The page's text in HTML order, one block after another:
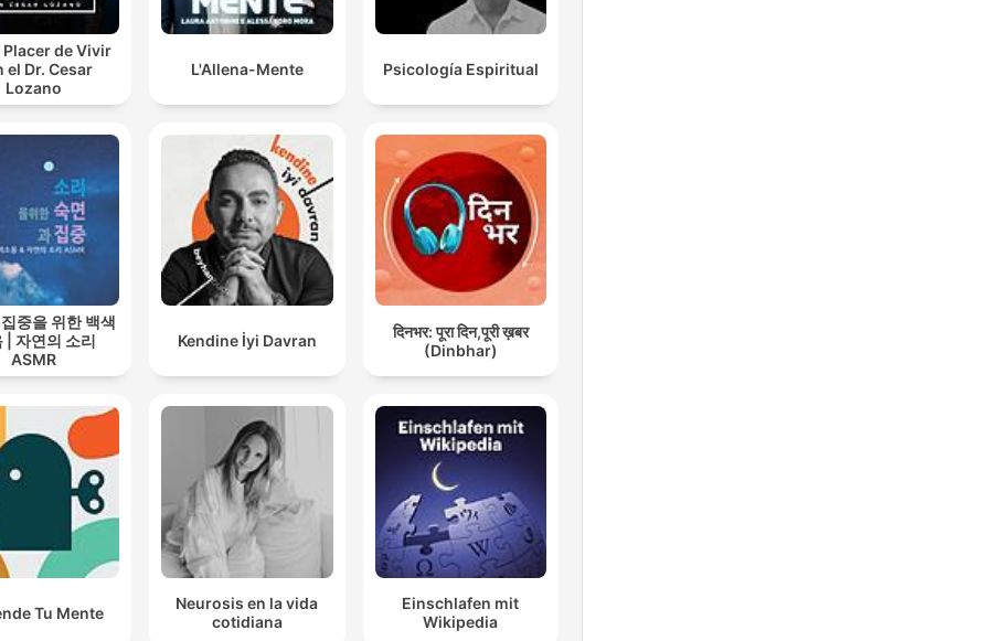
Placer de Vivir
el Dr. Cesar
Lozano
L'Allena-Mente Psicología Espiritual
중을 위한 백색
| 자연의 소리
ASMR
Kendine İyi Davran
दिनभर: पूरा दिन,पूरी ख़बर
(Dinbhar)
Tu Mente
Neurosis en la vida
cotidiana
Einschlafen mit
Wikipedia